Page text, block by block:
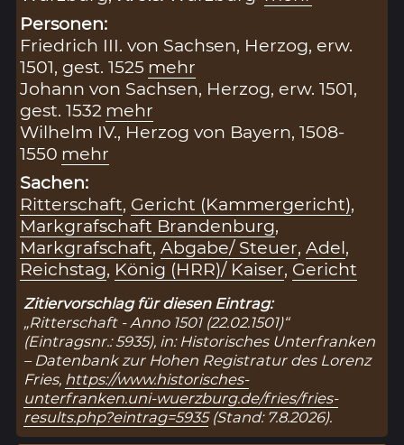
Personen:
Friedrich III. von Sachsen, Herzog, erw.
1501, gest. 1525 mehr
Johann von Sachsen, Herzog, erw. 1501,
gest. 1532 mehr
Wilhelm IV., Herzog von Bayern, 1508-
1550 mehr
Sachen:
Ritterschaft, Gericht (Kammergericht),
Markgrafschaft Brandenburg,
Markgrafschaft,Abgabe/ Steuer,Adel,
Reichstag, König (HRR)/ Kaiser, Gericht
Zitiervorschlag für diesen Eintrag:
„Ritterschaft - Anno 1501 (22.02.1501)“
(Eintragsnr.: 5935), in: Historisches Unterfranken
– Datenbank zur Hohen Registratur des Lorenz
Fries, https://www.historisches-
unterfranken.uni-wuerzburg.de/fries/fries-
results.php?eintrag=5935(Stand: 7.8.2026).